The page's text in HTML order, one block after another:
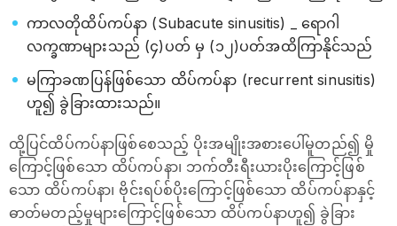
ကာလတိုထိပ်ကပ်နာ (Subacute sinusitis) _ ရောဂါ
လက္ခဏာများသည် (၄)ပတ် မှ (၁၂)ပတ်အထိကြာနိုင်သည်
မကြာခဏပြန်ဖြစ်သော ထိပ်ကပ်နာ (recurrent sinusitis)
ဟူ၍ ခွဲခြားထားသည်။
ထို့ပြင်ထိပ်ကပ်နာဖြစ်စေသည့် ပိုးအမျိုးအစားပေါ်မူတည်၍ မှို
ကြောင့်ဖြစ်သော ထိပ်ကပ်နာ၊ ဘက်တီးရီးယားပိုးကြောင့်ဖြစ်
သော ထိပ်ကပ်နာ၊ ဗိုင်းရပ်စ်ပိုးကြောင့်ဖြစ်သော ထိပ်ကပ်နာနှင့်
ဓာတ်မတည့်မှုများကြောင့်ဖြစ်သော ထိပ်ကပ်နာဟူ၍ ခွဲခြား